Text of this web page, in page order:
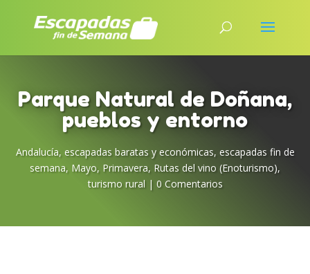
Parque Natural de Doñana,
pueblos y entorno
Andalucía, escapadas baratas y económicas, escapadas fin de
semana, Mayo, Primavera, Rutas del vino (Enoturismo),
turismo rural | 0 Comentarios